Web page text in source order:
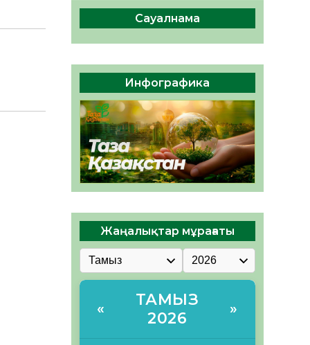
Руслан Рүстемұлы облыс
әкімінің кеңесшісі болып
тағайындалды
05.08.2026
44 0
Сауалнама
Инфографика
Жаңалықтар мұрағаты
«
ТАМЫЗ
2026
»